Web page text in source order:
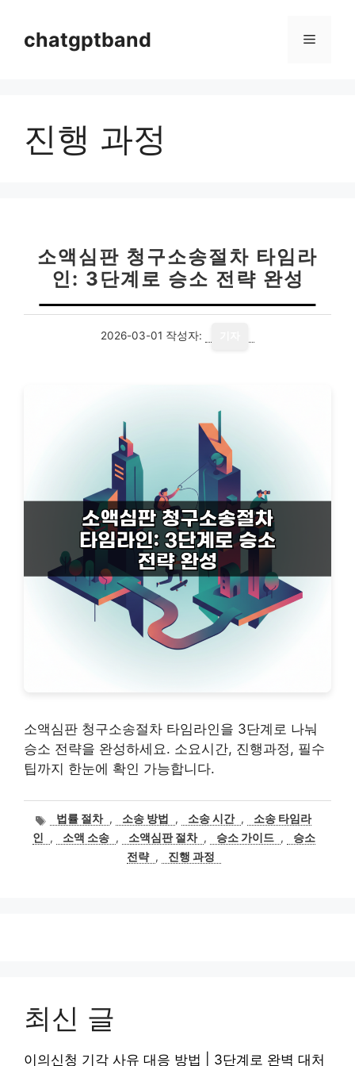
chatgptband 메
진행 과정
소액심판 청구소송절차 타임라
인: 3단계로 승소 전략 완성
2026-03-01 작성자:
소액심판 청구소송절차 타임라인을 3단계로 나눠
승소 전략을 완성하세요. 소요시간, 진행과정, 필수
팁까지 한눈에 확인 가능합니다.
태법률 절차 , 소송 방법 , 소송 시간 ,
소송 타임라
인
, 소액 소송 , 소액심판 절차 , 승소 가이드 ,
승소
전략 , 진행 과정
최신 글
이의신청 기각 사유 대응 방법 | 3단계로 완벽 대처